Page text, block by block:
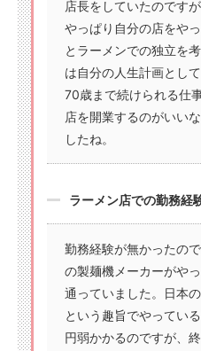
店長をしていたのです
やっぱり自分の店をや
とラーメンでの独立を
は自分の人生計画とし
70歳まで続けられる仕
店を開業するのがいい
したね。
ラーメン店での勤務経
勤務経験が無かったの
の製麺機メーカーがや
通っていました。日本
という趣旨でやってい
円弱かかるのですが、